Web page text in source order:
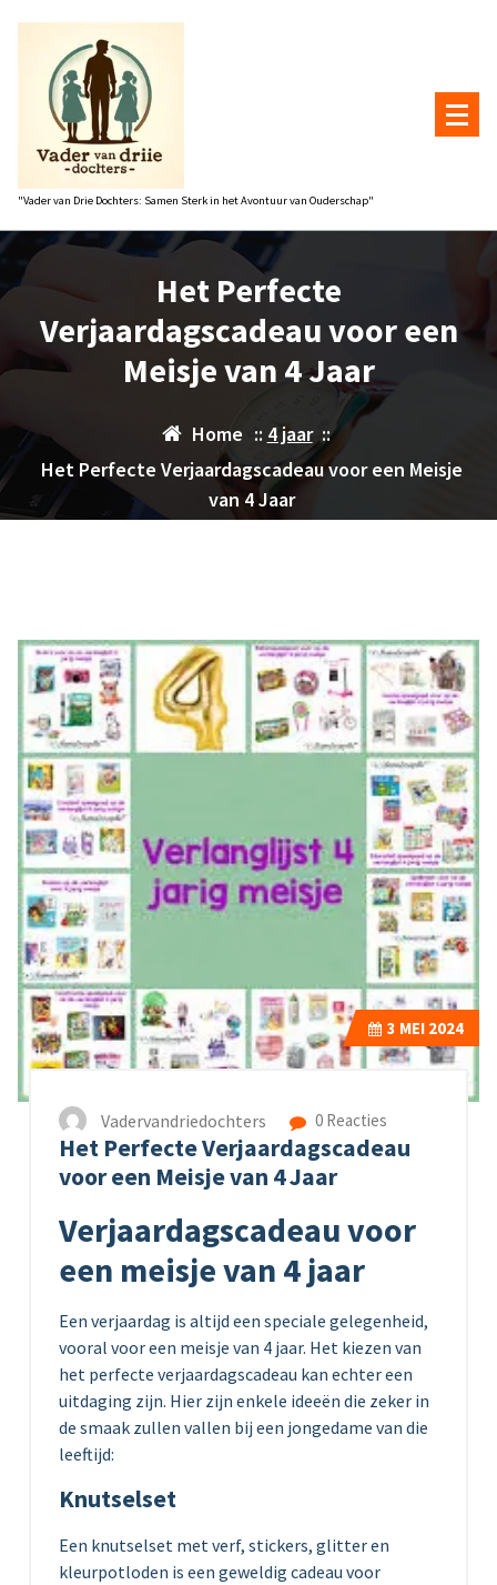
"Vader van Drie Dochters: Samen Sterk in het Avontuur van Ouderschap"
Het Perfecte
Verjaardagscadeau voor een
Meisje van 4 Jaar
Home :: 4 jaar::
Het Perfecte Verjaardagscadeau voor een Meisje
van 4 Jaar
3 MEI 2024
Vadervandriedochters 0 Reacties
Het Perfecte Verjaardagscadeau
voor een Meisje van 4 Jaar
Verjaardagscadeau voor
een meisje van 4 jaar
Een verjaardag is altijd een speciale gelegenheid,
vooral voor een meisje van 4 jaar. Het kiezen van
het perfecte verjaardagscadeau kan echter een
uitdaging zijn. Hier zijn enkele ideeën die zeker in
de smaak zullen vallen bij een jongedame van die
leeftijd:
Knutselset
Een knutselset met verf, stickers, glitter en
kleurpotloden is een geweldig cadeau voor